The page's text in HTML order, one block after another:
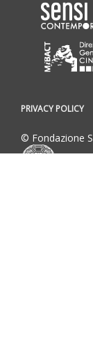
PRIVACY POLICY
© Fondazione